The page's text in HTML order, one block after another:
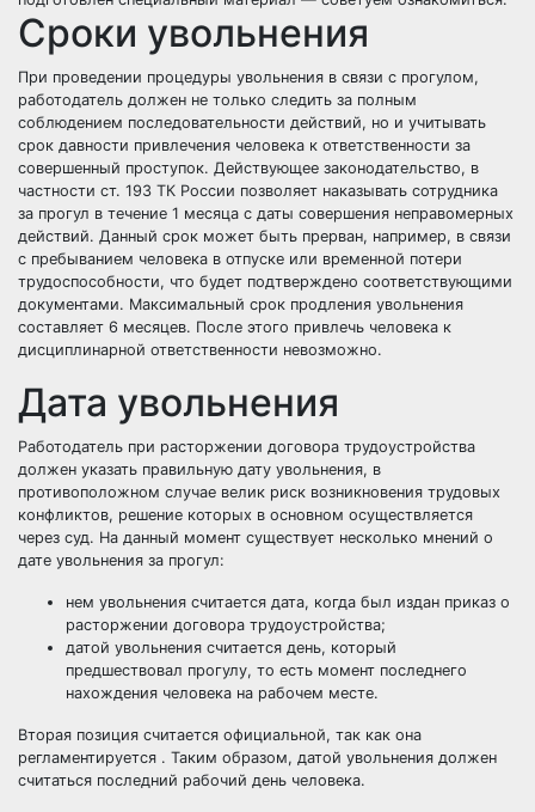
Сроки увольнения
При проведении процедуры увольнения в связи с прогулом,
работодатель должен не только следить за полным
соблюдением последовательности действий, но и учитывать
срок давности привлечения человека к ответственности за
совершенный проступок. Действующее законодательство, в
частности ст. 193 ТК России позволяет наказывать сотрудника
за прогул в течение 1 месяца с даты совершения неправомерных
действий. Данный срок может быть прерван, например, в связи
с пребыванием человека в отпуске или временной потери
трудоспособности, что будет подтверждено соответствующими
документами. Максимальный срок продления увольнения
составляет 6 месяцев. После этого привлечь человека к
дисциплинарной ответственности невозможно.
Дата увольнения
Работодатель при расторжении договора трудоустройства
должен указать правильную дату увольнения, в
противоположном случае велик риск возникновения трудовых
конфликтов, решение которых в основном осуществляется
через суд. На данный момент существует несколько мнений о
дате увольнения за прогул:
нем увольнения считается дата, когда был издан приказ о
расторжении договора трудоустройства;
датой увольнения считается день, который
предшествовал прогулу, то есть момент последнего
нахождения человека на рабочем месте.
Вторая позиция считается официальной, так как она
регламентируется . Таким образом, датой увольнения должен
считаться последний рабочий день человека.